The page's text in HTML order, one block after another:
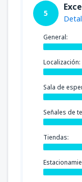
5
General:
Localización:
Sala de
Señales de
Tiendas: